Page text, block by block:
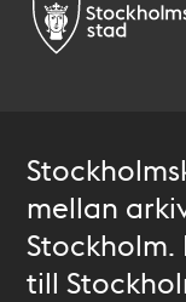
mellan
till